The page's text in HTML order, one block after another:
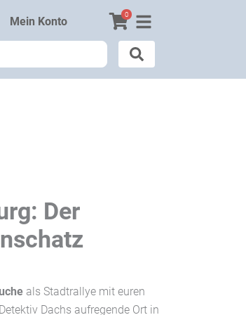
Mein Konto
0
Der
als Stadtrallye mit euren
Dachs aufregende Ort in